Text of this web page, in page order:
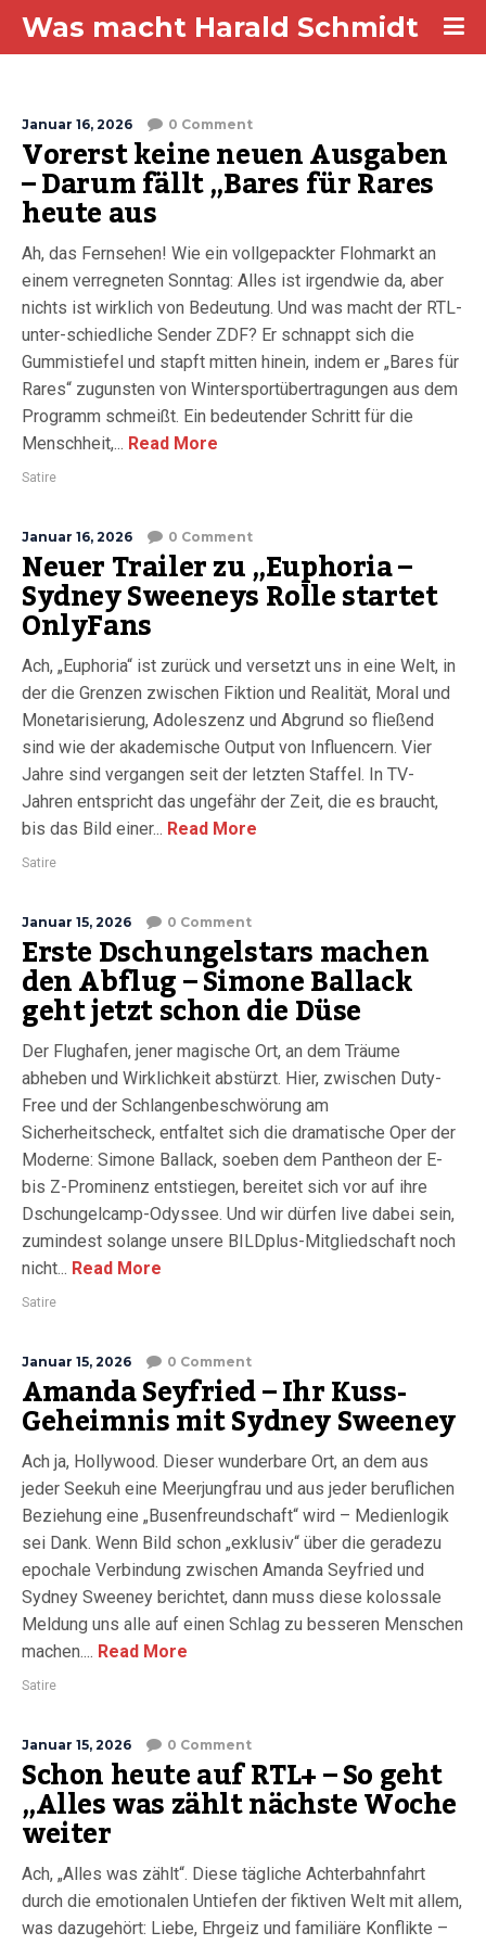
Was macht Harald Schmidt
Januar 16, 2026 0 Comment
Vorerst keine neuen Ausgaben
– Darum fällt „Bares für Rares
heute aus
Ah, das Fernsehen! Wie ein vollgepackter Flohmarkt an
einem verregneten Sonntag: Alles ist irgendwie da, aber
nichts ist wirklich von Bedeutung. Und was macht der RTL-
unter-schiedliche Sender ZDF? Er schnappt sich die
Gummistiefel und stapft mitten hinein, indem er „Bares für
Rares“ zugunsten von Wintersportübertragungen aus dem
Programm schmeißt. Ein bedeutender Schritt für die
Menschheit,... Read More
Satire
Januar 16, 2026 0 Comment
Neuer Trailer zu „Euphoria –
Sydney Sweeneys Rolle startet
OnlyFans
Ach, „Euphoria“ ist zurück und versetzt uns in eine Welt, in
der die Grenzen zwischen Fiktion und Realität, Moral und
Monetarisierung, Adoleszenz und Abgrund so fließend
sind wie der akademische Output von Influencern. Vier
Jahre sind vergangen seit der letzten Staffel. In TV-
Jahren entspricht das ungefähr der Zeit, die es braucht,
bis das Bild einer... Read More
Satire
Januar 15, 2026 0 Comment
Erste Dschungelstars machen
den Abflug – Simone Ballack
geht jetzt schon die Düse
Der Flughafen, jener magische Ort, an dem Träume
abheben und Wirklichkeit abstürzt. Hier, zwischen Duty-
Free und der Schlangenbeschwörung am
Sicherheitscheck, entfaltet sich die dramatische Oper der
Moderne: Simone Ballack, soeben dem Pantheon der E-
bis Z-Prominenz entstiegen, bereitet sich vor auf ihre
Dschungelcamp-Odyssee. Und wir dürfen live dabei sein,
zumindest solange unsere BILDplus-Mitgliedschaft noch
nicht... Read More
Satire
Januar 15, 2026 0 Comment
Amanda Seyfried – Ihr Kuss-
Geheimnis mit Sydney Sweeney
Ach ja, Hollywood. Dieser wunderbare Ort, an dem aus
jeder Seekuh eine Meerjungfrau und aus jeder beruflichen
Beziehung eine „Busenfreundschaft“ wird – Medienlogik
sei Dank. Wenn Bild schon „exklusiv“ über die geradezu
epochale Verbindung zwischen Amanda Seyfried und
Sydney Sweeney berichtet, dann muss diese kolossale
Meldung uns alle auf einen Schlag zu besseren Menschen
machen.... Read More
Satire
Januar 15, 2026 0 Comment
Schon heute auf RTL+ – So geht
„Alles was zählt nächste Woche
weiter
Ach, „Alles was zählt“. Diese tägliche Achterbahnfahrt
durch die emotionalen Untiefen der fiktiven Welt mit allem,
was dazugehört: Liebe, Ehrgeiz und familiäre Konflikte –